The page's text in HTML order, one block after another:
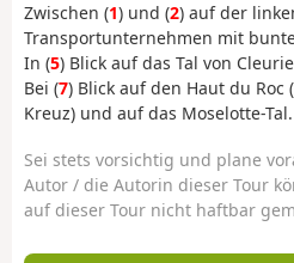
Zwischen (1) und (2) auf der
Transportunternehmen mit
In (5) Blick auf das Tal von
Bei (7) Blick auf den Haut du Roc
Kreuz) und auf das Moselotte-Tal.
Sei stets vorsichtig und plane
Autor / die Autorin dieser Tour
auf dieser Tour nicht haftbar